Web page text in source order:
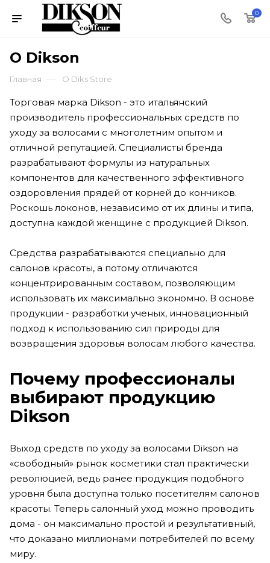
0
О Dikson
Главная — О Diks Store
Торговая марка Dikson - это итальянский
производитель профессиональных средств по
уходу за волосами с многолетним опытом и
отличной репутацией. Специалисты бренда
разрабатывают формулы из натуральных
компонентов для качественного эффективного
оздоровления прядей от корней до кончиков.
Роскошь локонов, независимо от их длины и типа,
доступна каждой женщине с продукцией Dikson.
Средства разрабатываются специально для
салонов красоты, а потому отличаются
концентрированным составом, позволяющим
использовать их максимально экономно. В основе
продукции - разработки ученых, инновационный
подход к использованию сил природы для
возвращения здоровья волосам любого качества.
Почему профессионалы
выбирают продукцию
Dikson
Выход средств по уходу за волосами Dikson на
«свободный» рынок косметики стал практически
революцией, ведь ранее продукция подобного
уровня была доступна только посетителям салонов
красоты. Теперь салонный уход можно проводить
дома - он максимально простой и результативный,
что доказано миллионами потребителей по всему
миру.